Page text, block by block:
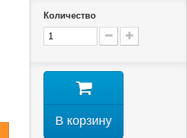
Количество
В корзину